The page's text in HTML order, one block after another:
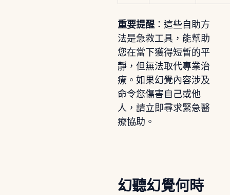
重要提醒：這些自助方
法是急救工具，能幫助
您在當下獲得短暫的平
靜，但無法取代專業治
療。如果幻覺內容涉及
命令您傷害自己或他
人，請立即尋求緊急醫
療協助。
幻聽幻覺何時